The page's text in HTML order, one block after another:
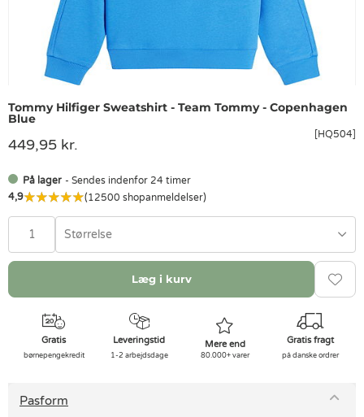
Tommy Hilfiger Sweatshirt - Team Tommy - Copenhagen
Blue
[HQ504]
449,95 kr.
På lager - Sendes indenfor 24 timer
4,9
(12500 shopanmeldelser)
Størrelse
Læg i kurv
Gratis
børnepengekredit
Leveringstid
1-2 arbejdsdage
Mere end
80.000+ varer
Gratis fragt
på danske ordrer
Pasform